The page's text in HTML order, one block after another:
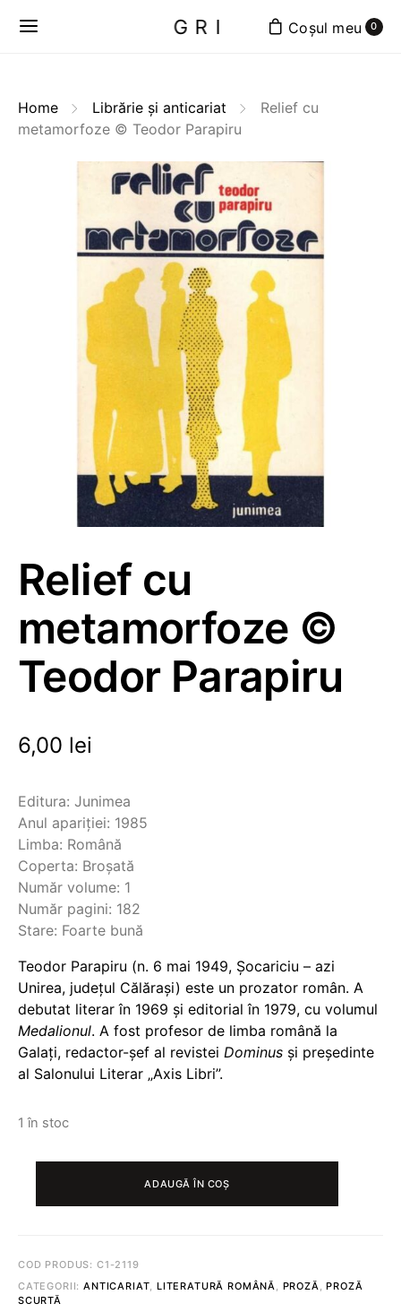
GRI 0
Home Librărie și anticariat
Relief cu
metamorfoze © Teodor Parapiru
Relief cu
metamorfoze ©
Teodor Parapiru
6,00 lei
Editura: Junimea
Anul apariției: 1985
Limba: Română
Coperta: Broșată
Număr volume: 1
Număr pagini: 182
Stare: Foarte bună
Teodor Parapiru (n. 6 mai 1949, Șocariciu – azi
Unirea, județul Călărași) este un prozator român. A
debutat literar în 1969 și editorial în 1979, cu volumul
Medalionul. A fost profesor de limba română la
Galați, redactor-șef al revistei Dominus și președinte
al Salonului Literar „Axis Libri”.
1 în stoc
ADAUGĂ ÎN COȘ
COD PRODUS: C1-2119
CATEGORII:ANTICARIAT, LITERATURĂ ROMÂNĂ, PROZĂ,PROZĂ
SCURTĂ